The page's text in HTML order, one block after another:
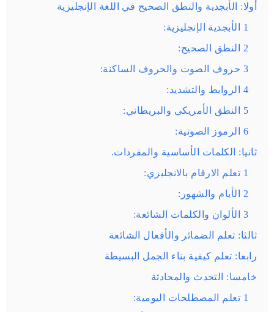
أولا: الأبجدية والنطق الصحيح في اللغة الإنجليزية
1 الأبجدية الإنجليزية:
2 النطق الصحيح:
3 حروف الصوت والحروف الساكنة:
4 الروابط والتشديد:
5 النطق الأمريكي والبريطاني:
6 الرموز الصوتية:
ثانيا: الكلمات الأساسية والمفردات.
1 تعلم الارقام بالانجليزي:
2 الأيام والشهور:
3 الألوان والكلمات الشائعة:
ثالثا: تعلم الضمائر والأفعال الشائعة
رابعا: تعلم كيفية بناء الجمل البسيطة
خامسا: التحدث والمحادثة
1 تعلم المصطلحات اليومية: